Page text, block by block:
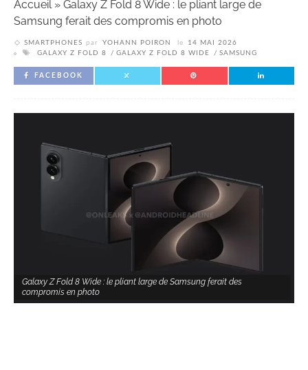
Accueil» Galaxy Z Fold 8 Wide : le pliant large de
Samsung ferait des compromis en photo
SMARTPHONES par YOHANN POIRON le
14 MAI 2026
GALAXY Z FOLD 8
GALAXY Z FOLD 8 WIDE SAMSUNG
FACEBOOK
Galaxy Z Fold 8 Wide : le pliant large de Samsung ferait des
compromis en photo